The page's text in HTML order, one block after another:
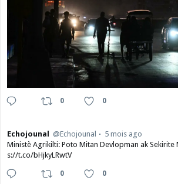
0 0
Echojounal @Echojounal
5 mois ago
Ministè Agrikilti: Poto Mitan Devlopman ak Sekirite
s://t.co/bHjkyLRwtV
0 0